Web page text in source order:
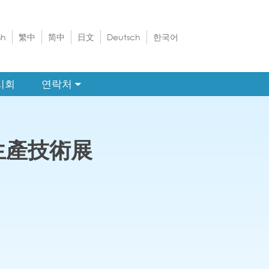
繁中 简中 日文 Deutsch 한국어
회 연락처
產技術展